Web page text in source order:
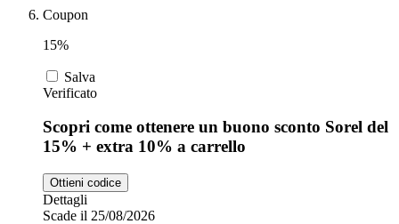
Coupon
15%
Salva
Verificato
Scopri come ottenere un buono sconto Sorel del
15% + extra 10% a carrello
Ottieni codice
Dettagli
Scade il 25/08/2026